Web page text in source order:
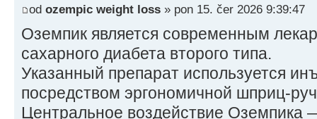
od ozempic weight loss » pon 15. čer 2026 9:39:47
Оземпик является современным
сахарного диабета второго типа.
Указанный препарат используется
посредством эргономичной шприц-
Центральное воздействие Оземпика